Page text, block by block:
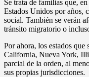
Se trata de familias que,
Estados Unidos por años,
social. También se verán
tránsito migratorio o
Por ahora, los estados
California, Nueva York,
parcial de la orden, al
sus propias jurisdicciones.